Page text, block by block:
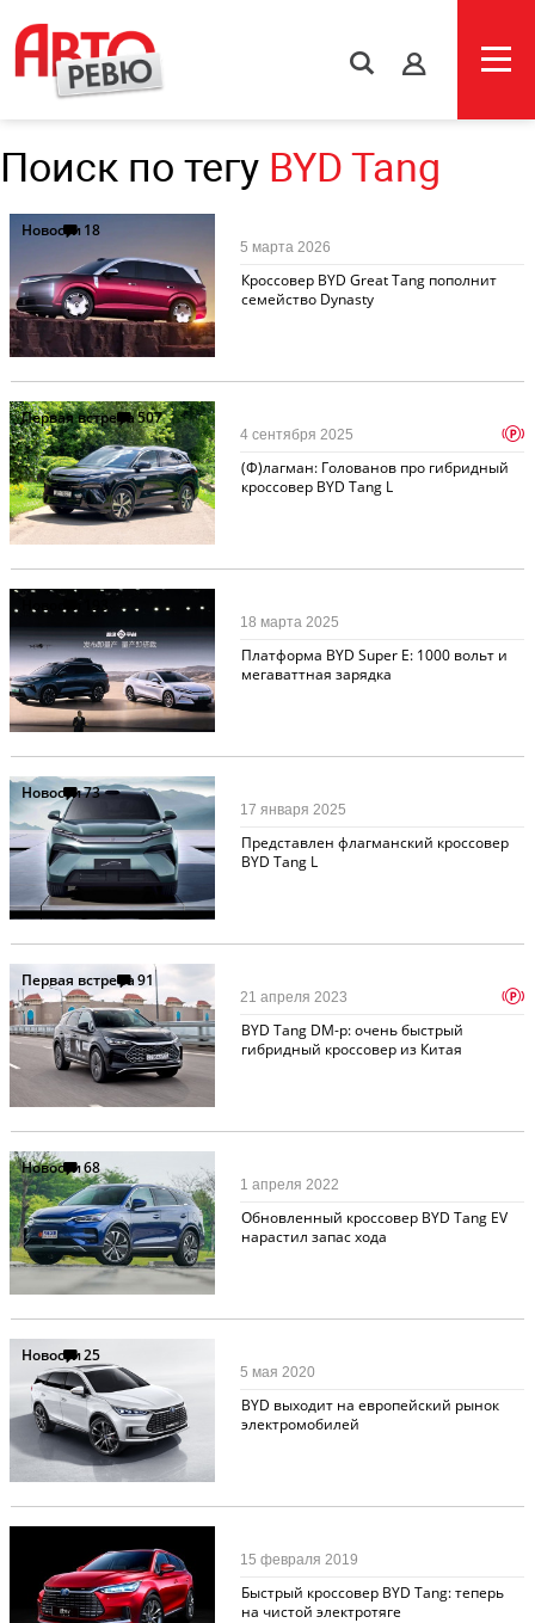
s
Поиск по тегу BYD Tang
Новости 18
Кроссовер BYD Great Tang пополнит
семейство Dynasty
5 марта 2026
Первая встреча507
(Ф)лагман: Голованов про гибридный
кроссовер BYD Tang L
4 сентября 2025 p
Новости 193
Платформа BYD Super E: 1000 вольт и
мегаваттная зарядка
18 марта 2025
Новости73
Представлен флагманский кроссовер
BYD Tang L
17 января 2025
Первая встреча91
BYD Tang DM-p: очень быстрый
гибридный кроссовер из Китая
21 апреля 2023 p
Новости68
Обновленный кроссовер BYD Tang EV
нарастил запас хода
1 апреля 2022
Новости25
BYD выходит на европейский рынок
электромобилей
5 мая 2020
Быстрый кроссовер BYD Tang: теперь
на чистой электротяге
15 февраля 2019